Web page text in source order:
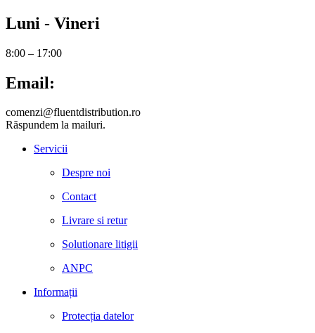
Luni - Vineri
8:00 – 17:00
Email:
comenzi@fluentdistribution.ro
Răspundem la mailuri.
Servicii
Despre noi
Contact
Livrare si retur
Solutionare litigii
ANPC
Informații
Protecția datelor